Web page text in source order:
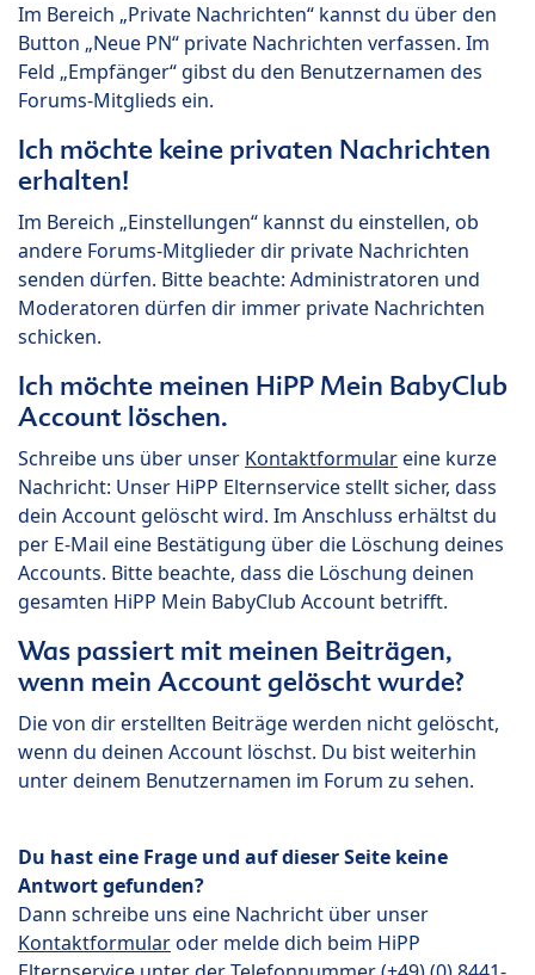
Im Bereich „Private Nachrichten“ kannst du über den
Button „Neue PN“ private Nachrichten verfassen. Im
Feld „Empfänger“ gibst du den Benutzernamen des
Forums-Mitglieds ein.
Ich möchte keine privaten Nachrichten
erhalten!
Im Bereich „Einstellungen“ kannst du einstellen, ob
andere Forums-Mitglieder dir private Nachrichten
senden dürfen. Bitte beachte: Administratoren und
Moderatoren dürfen dir immer private Nachrichten
schicken.
Ich möchte meinen HiPP Mein BabyClub
Account löschen.
Schreibe uns über unser Kontaktformulareine kurze
Nachricht: Unser HiPP Elternservice stellt sicher, dass
dein Account gelöscht wird. Im Anschluss erhältst du
per E-Mail eine Bestätigung über die Löschung deines
Accounts. Bitte beachte, dass die Löschung deinen
gesamten HiPP Mein BabyClub Account betrifft.
Was passiert mit meinen Beiträgen,
wenn mein Account gelöscht wurde?
Die von dir erstellten Beiträge werden nicht gelöscht,
wenn du deinen Account löschst. Du bist weiterhin
unter deinem Benutzernamen im Forum zu sehen.
Du hast eine Frage und auf dieser Seite keine
Antwort gefunden?
Dann schreibe uns eine Nachricht über unser
Kontaktformularoder melde dich beim HiPP